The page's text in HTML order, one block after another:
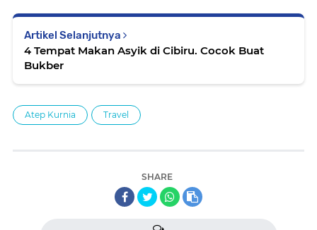
Artikel Selanjutnya
4 Tempat Makan Asyik di Cibiru. Cocok Buat
Bukber
Atep Kurnia Travel
SHARE